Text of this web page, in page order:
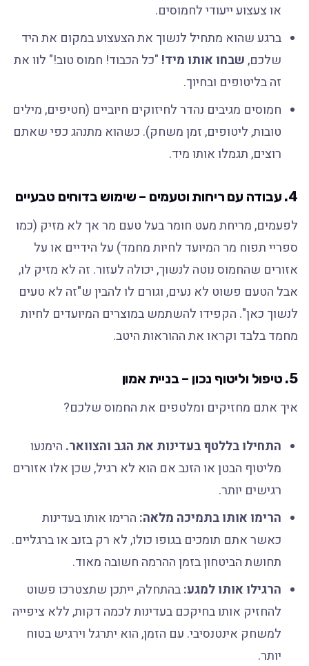
או צעצוע ייעודי לחמוסים.
ברגע שהוא מתחיל לנשוך את הצעצוע במקום את היד
שלכם,שבחו אותו מיד!"כל הכבוד! חמוס טוב!" לוו את
זה בליטופים ובחיוך.
חמוסים מגיבים נהדר לחיזוקים חיוביים (חטיפים, מילים
טובות, ליטופים, זמן משחק). כשהוא מתנהג כפי שאתם
רוצים, תגמלו אותו מיד.
4. עבודה עם ריחות וטעמים – שימוש בדוחים טבעיים
לפעמים, מריחת מעט חומר בעל טעם מר אך לא מזיק (כמו
ספריי תפוח מר המיועד לחיות מחמד) על הידיים או על
אזורים שהחמוס נוטה לנשוך, יכולה לעזור. זה לא מזיק לו,
אבל הטעם פשוט לא נעים, וגורם לו להבין ש"זה לא טעים
לנשוך כאן". הקפידו להשתמש במוצרים המיועדים לחיות
מחמד בלבד וקראו את ההוראות היטב.
5. טיפול וליטוף נכון – בניית אמון
איך אתם מחזיקים ומלטפים את החמוס שלכם?
התחילו בללטף בעדינות את הגב והצוואר.הימנעו
מליטוף הבטן או הזנב אם הוא לא רגיל, שכן אלו אזורים
רגישים יותר.
הרימו אותו בתמיכה מלאה:הרימו אותו בעדינות
כאשר אתם תומכים בגופו כולו, לא רק בזנב או ברגליים.
תחושת הביטחון בזמן ההרמה חשובה מאוד.
הרגילו אותו למגע:בהתחלה, ייתכן שתצטרכו פשוט
להחזיק אותו בחיקכם בעדינות לכמה דקות, ללא ציפייה
למשחק אינטנסיבי. עם הזמן, הוא יתרגל וירגיש בטוח
יותר.